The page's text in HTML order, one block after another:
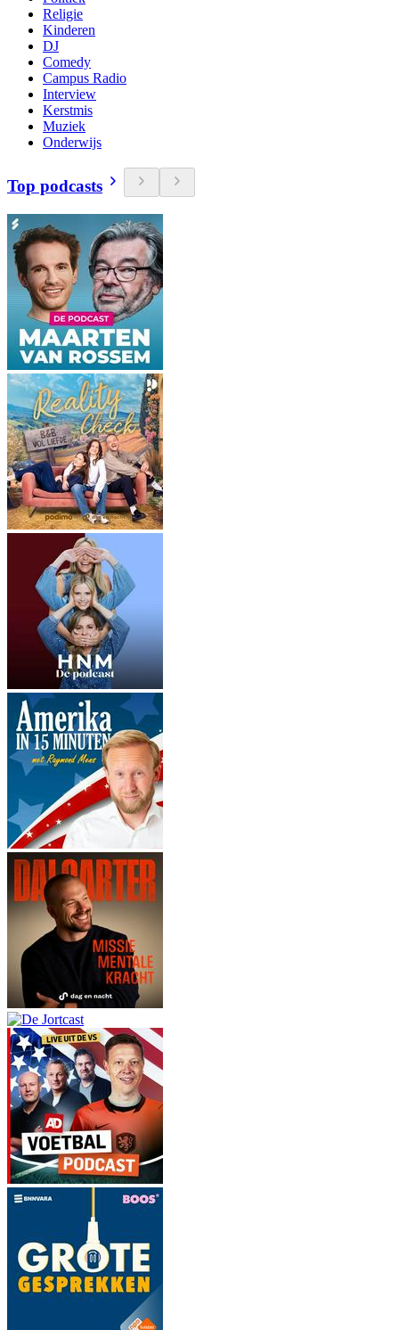
Religie
Kinderen
DJ
Comedy
Campus Radio
Interview
Kerstmis
Muziek
Onderwijs
Top podcasts